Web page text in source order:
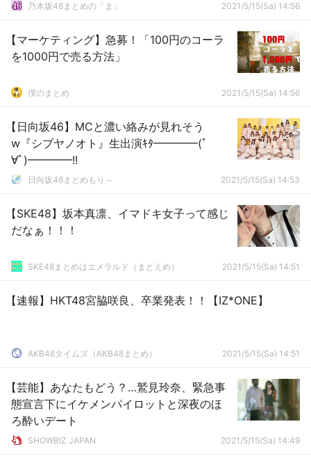
乃木坂46まとめの「ま」 2021/5/15(Sa) 14:56
【マーケティング】急募！「100円のコーラ
を1000円で売る方法」
僕のまとめ 2021/5/15(Sa) 14:56
【日向坂46】MCと濃い絡みが見れそう
w『シブヤノオト』生出演ｷﾀ━━━━(ﾟ
∀ﾟ)━━━━!!
日向坂46まとめもり～ 2021/5/15(Sa) 14:53
【SKE48】坂本真凛、イマドキ女子って感じ
だなぁ！！！
SKE48まとめはエメラルド（まとえめ） 2021/5/15(Sa) 14:51
【速報】HKT48宮脇咲良、卒業発表！！【IZ*ONE】
AKB48タイムズ（AKB48まとめ） 2021/5/15(Sa) 14:51
【芸能】あなたもどう？…鷲見玲奈、緊急事
態宣言下にイケメンパイロットと深夜のほ
ろ酔いデート
SHOWBIZ JAPAN 2021/5/15(Sa) 14:49